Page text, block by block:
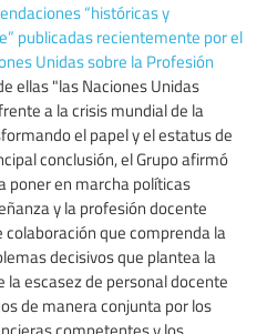
“históricas y
publicadas recientemente por el
Unidas sobre la Profesión
ellas "las Naciones Unidas
a la crisis mundial de la
el papel y el estatus de
conclusión, el Grupo afirmó
poner en marcha políticas
y la profesión docente
que comprenda la
decisivos que plantea la
escasez de personal docente
de manera conjunta por los